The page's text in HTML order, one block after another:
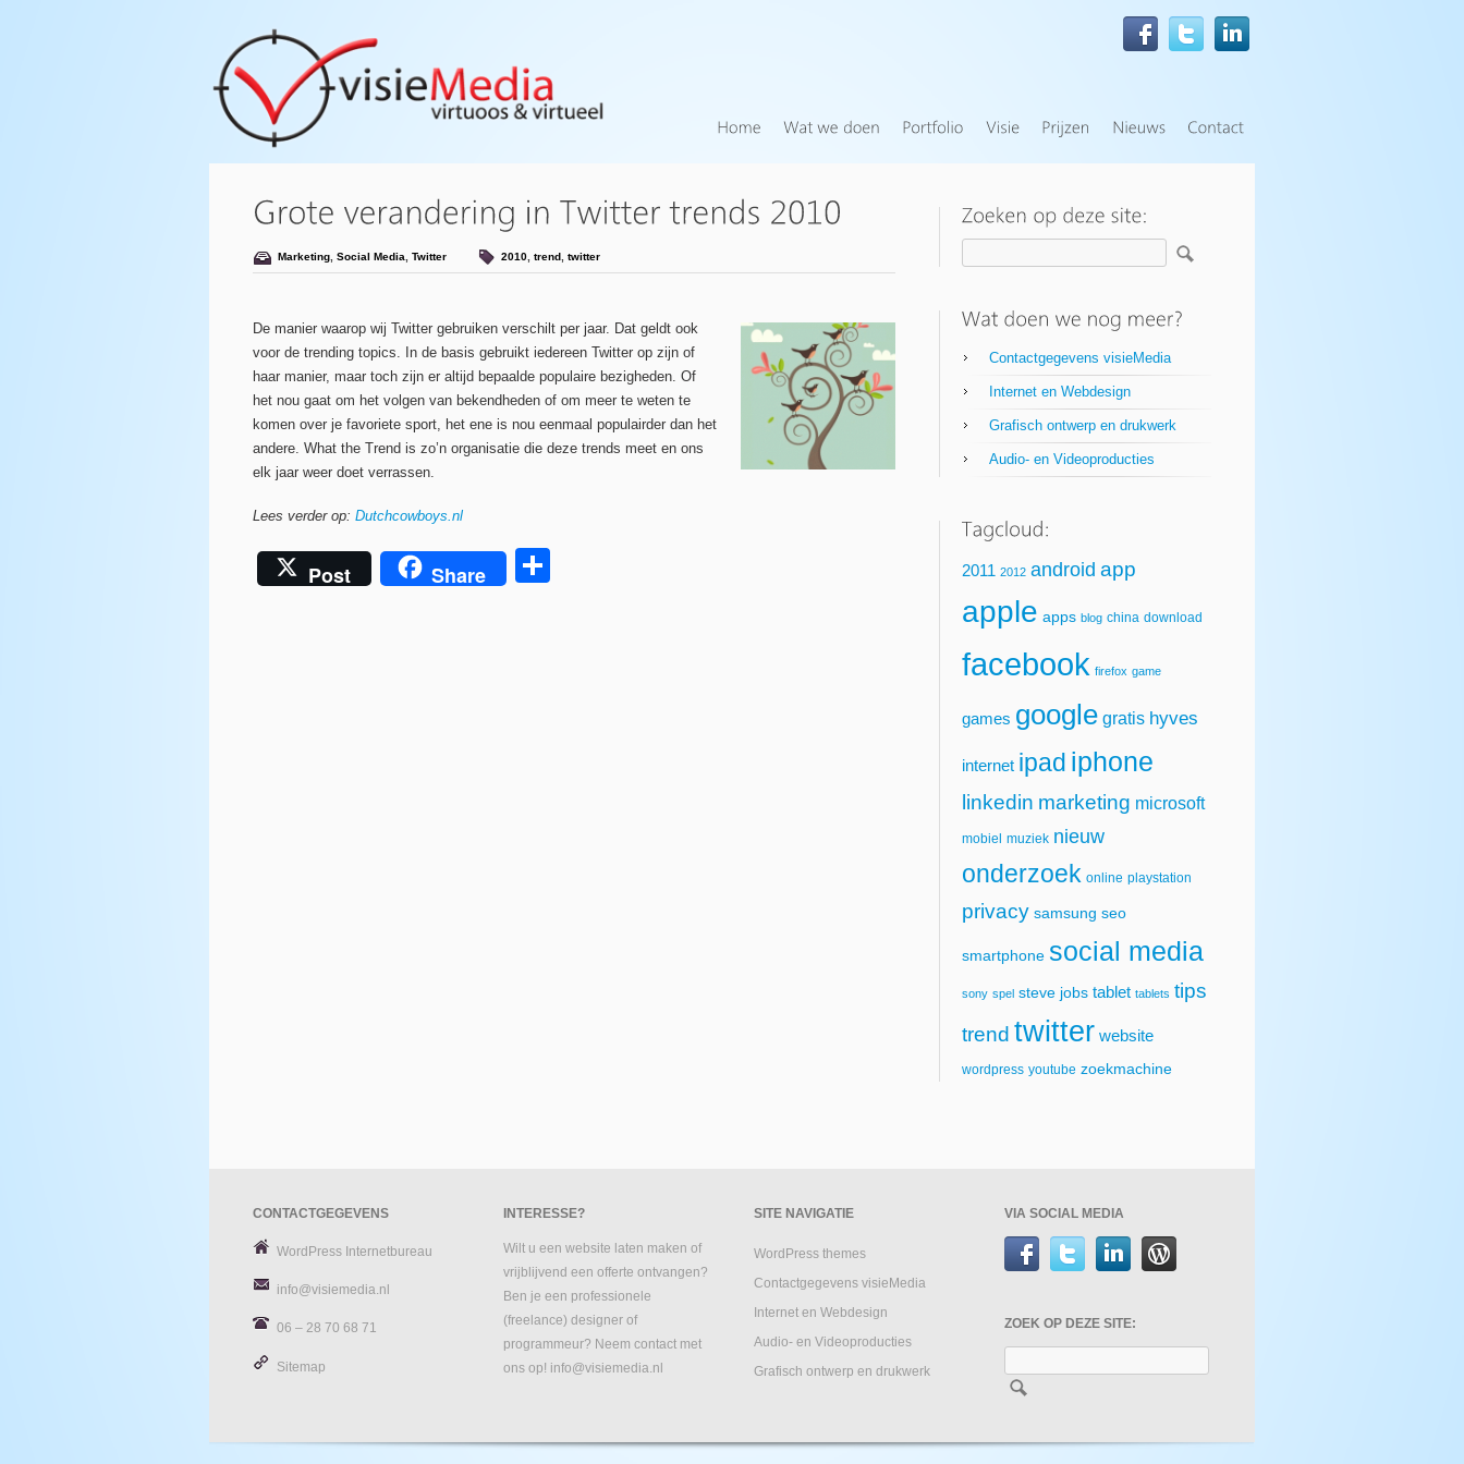
Marketing Social Media Twitter 2010 trend twitter
De manier waarop wij Twitter gebruiken verschilt per jaar. Dat geldt ook
voor de trending topics. In de basis gebruikt iedereen Twitter op zijn of
haar manier, maar toch zijn er altijd bepaalde populaire bezigheden. Of
het nou gaat om het volgen van bekendheden of om meer te weten te
komen over je favoriete sport, het ene is nou eenmaal populairder dan het
andere. What the Trend is zo’n organisatie die deze trends meet en ons
elk jaar weer doet verrassen.
Lees verder op: Dutchcowboys.nl
Post Share
Contactgegevens visieMedia
Internet en Webdesign
Grafisch ontwerp en drukwerk
Audio- en Videoproducties
2011 2012 android app
apple apps blog china download
facebook firefox game
games google gratis hyves
internet ipad iphone
linkedin marketing microsoft
mobiel muziek nieuw
onderzoek online playstation
privacy samsung seo
smartphone social media
sony spel steve jobs tablet tablets tips
trend twitter website
wordpress youtube zoekmachine
CONTACTGEGEVENS
WordPress Internetbureau
info@visiemedia.nl
06 – 28 70 68 71
Sitemap
INTERESSE?
Wilt u een website laten maken of
vrijblijvend een offerte ontvangen?
Ben je een professionele
(freelance) designer of
programmeur? Neem contact met
ons op! info@visiemedia.nl
SITE NAVIGATIE
WordPress themes
Contactgegevens visieMedia
Internet en Webdesign
Audio- en Videoproducties
Grafisch ontwerp en drukwerk
VIA SOCIAL MEDIA
ZOEK OP DEZE SITE: